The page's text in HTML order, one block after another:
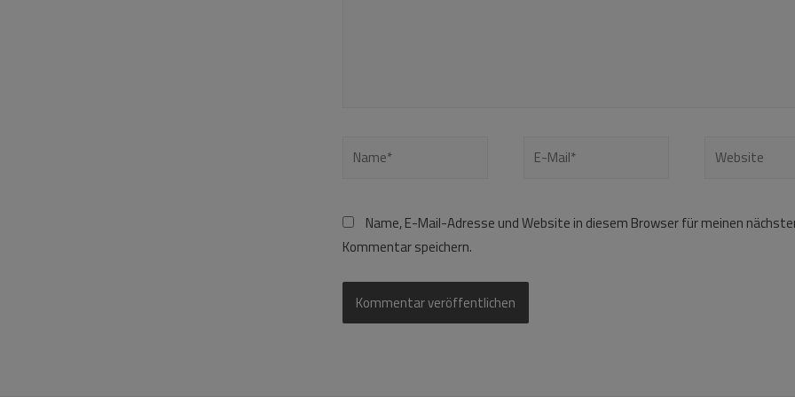
Name, E-Mail-Adresse und Website in diesem Browser für meinen
Kommentar speichern.